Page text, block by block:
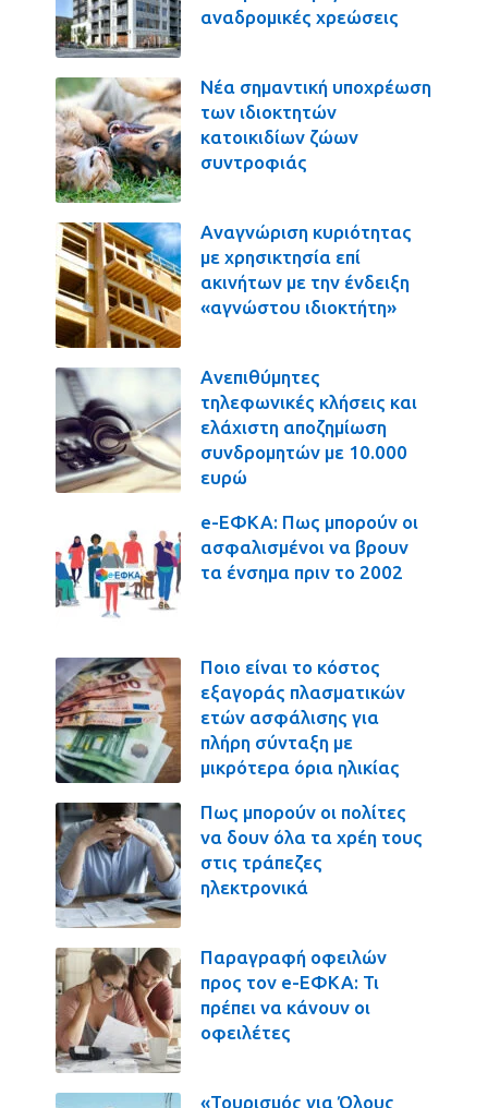
αναδρομικές χρεώσεις
Νέα σημαντική υποχρέωση
των ιδιοκτητών
κατοικιδίων ζώων
συντροφιάς
Αναγνώριση κυριότητας
με χρησικτησία επί
ακινήτων με την ένδειξη
«αγνώστου ιδιοκτήτη»
Ανεπιθύμητες
τηλεφωνικές κλήσεις και
ελάχιστη αποζημίωση
συνδρομητών με 10.000
ευρώ
e-ΕΦΚΑ: Πως μπορούν οι
ασφαλισμένοι να βρουν
τα ένσημα πριν το 2002
Ποιο είναι το κόστος
εξαγοράς πλασματικών
ετών ασφάλισης για
πλήρη σύνταξη με
μικρότερα όρια ηλικίας
Πως μπορούν οι πολίτες
να δουν όλα τα χρέη τους
στις τράπεζες
ηλεκτρονικά
Παραγραφή οφειλών
προς τον e-ΕΦΚΑ: Τι
πρέπει να κάνουν οι
οφειλέτες
«Τουρισμός για Όλους